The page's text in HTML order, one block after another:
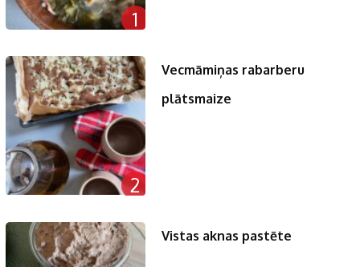
1
2
Vecmāmiņas rabarberu
plātsmaize
Vistas aknas pastēte